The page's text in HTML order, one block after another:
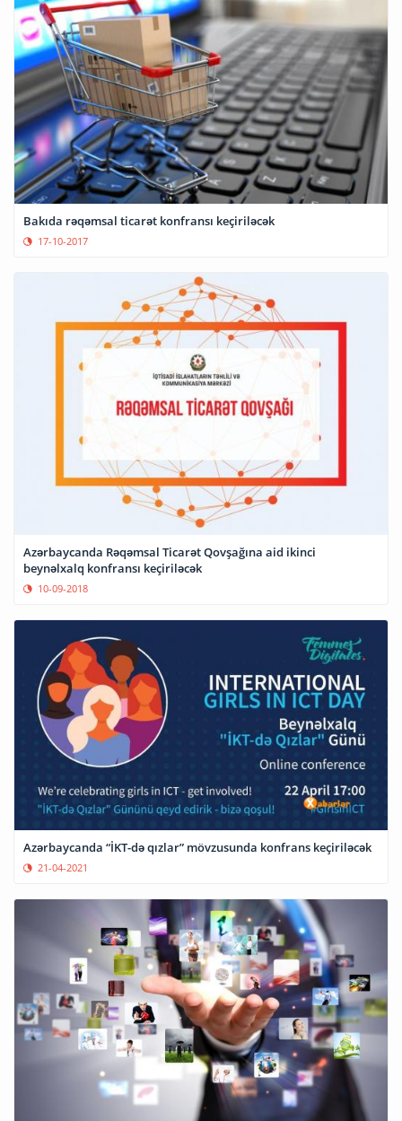
Bakıda rəqəmsal ticarət konfransı keçiriləcək
17-10-2017
Azərbaycanda Rəqəmsal Ticarət Qovşağına aid ikinci
beynəlxalq konfransı keçiriləcək
10-09-2018
Azərbaycanda “İKT-də qızlar” mövzusunda konfrans keçiriləcək
21-04-2021